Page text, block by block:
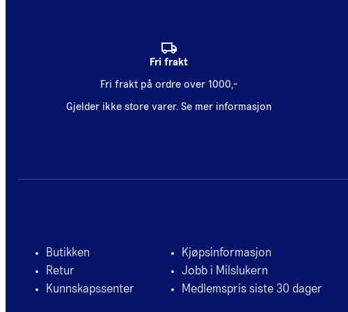
Fri frakt
Fri frakt på ordre over 1000,-
Gjelder ikke store varer. Se mer informasjon
Butikken Kjøpsinformasjon
Retur
Jobb i Milslukern
Kunnskapssenter
Medlemspris siste 30 dager